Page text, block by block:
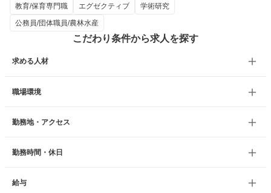
教育/保育専門職
エグゼクティブ
学術研究
公務員/団体職員/農林水産
こだわり条件から求人を探す
求める人材
職場環境
勤務地・アクセス
勤務時間・休日
給与